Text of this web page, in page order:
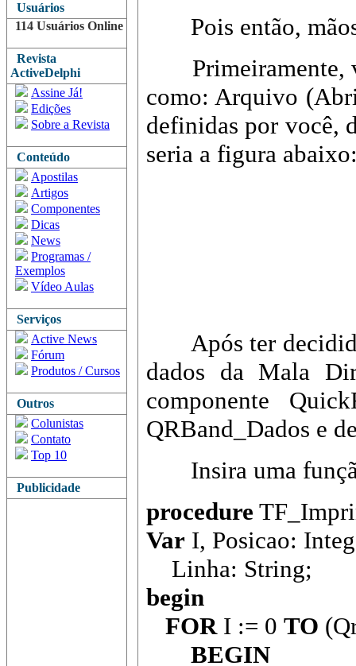
Usuários
114 Usuários Online
Revista
ActiveDelphi
Assine Já!
Edições
Sobre a Revista
Conteúdo
Apostilas
Artigos
Componentes
Dicas
News
Programas /
Exemplos
Vídeo Aulas
Serviços
Active News
Fórum
Produtos / Cursos
Outros
Colunistas
Contato
Top 10
Publicidade
Pois então,
Primeiramente,
como: Arquivo
definidas por você,
seria a figura
Após ter decidido
dados da Mala
componente
QRBand_Dados e
Insira uma
procedure
Var I, Posicao:
Linha: String;
begin
FORI := 0 TO
BEGIN